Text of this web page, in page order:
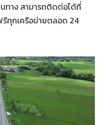
นทาง สามารถติดต่อได้ที่
รีทุกเครือข่ายตลอด 24